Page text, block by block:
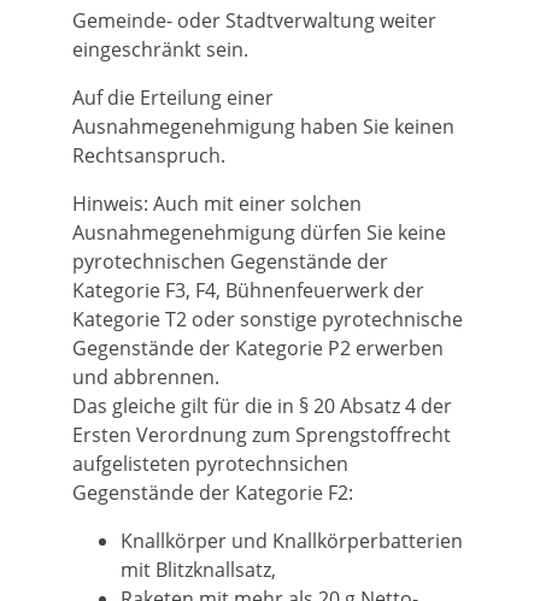
Gemeinde- oder Stadtverwaltung weiter
eingeschränkt sein.
Auf die Erteilung einer
Ausnahmegenehmigung haben Sie keinen
Rechtsanspruch.
Hinweis: Auch mit einer solchen
Ausnahmegenehmigung dürfen Sie keine
pyrotechnischen Gegenstände der
Kategorie F3, F4, Bühnenfeuerwerk der
Kategorie T2 oder sonstige pyrotechnische
Gegenstände der Kategorie P2 erwerben
und abbrennen.
Das gleiche gilt für die in § 20 Absatz 4 der
Ersten Verordnung zum Sprengstoffrecht
aufgelisteten pyrotechnsichen
Gegenstände der Kategorie F2:
Knallkörper und Knallkörperbatterien
mit Blitzknallsatz,